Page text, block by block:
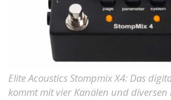
Elite Acoustics Stompmix X4: Das
kommt mit vier Kanälen und diversen